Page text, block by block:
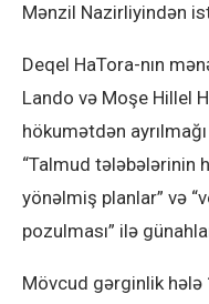
Mənzil Nazirliyindən
Deqel HaTora-nın
Lando və Moşe Hillel
hökumətdən
“Talmud tələbələrinin
yönəlmiş planlar” və
pozulması” ilə
Mövcud gərginlik hələ